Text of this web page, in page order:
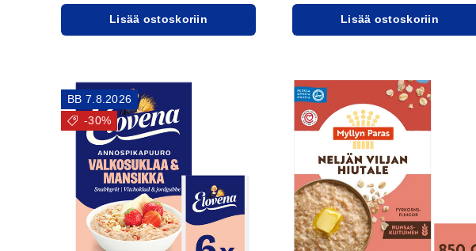
Lisää ostoskoriin Lisää ostoskoriin
BB 7.8.2026
-30%